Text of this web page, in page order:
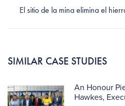
El sitio de la mina elimina el
SIMILAR CASE STUDIES
An Honour
Hawkes,